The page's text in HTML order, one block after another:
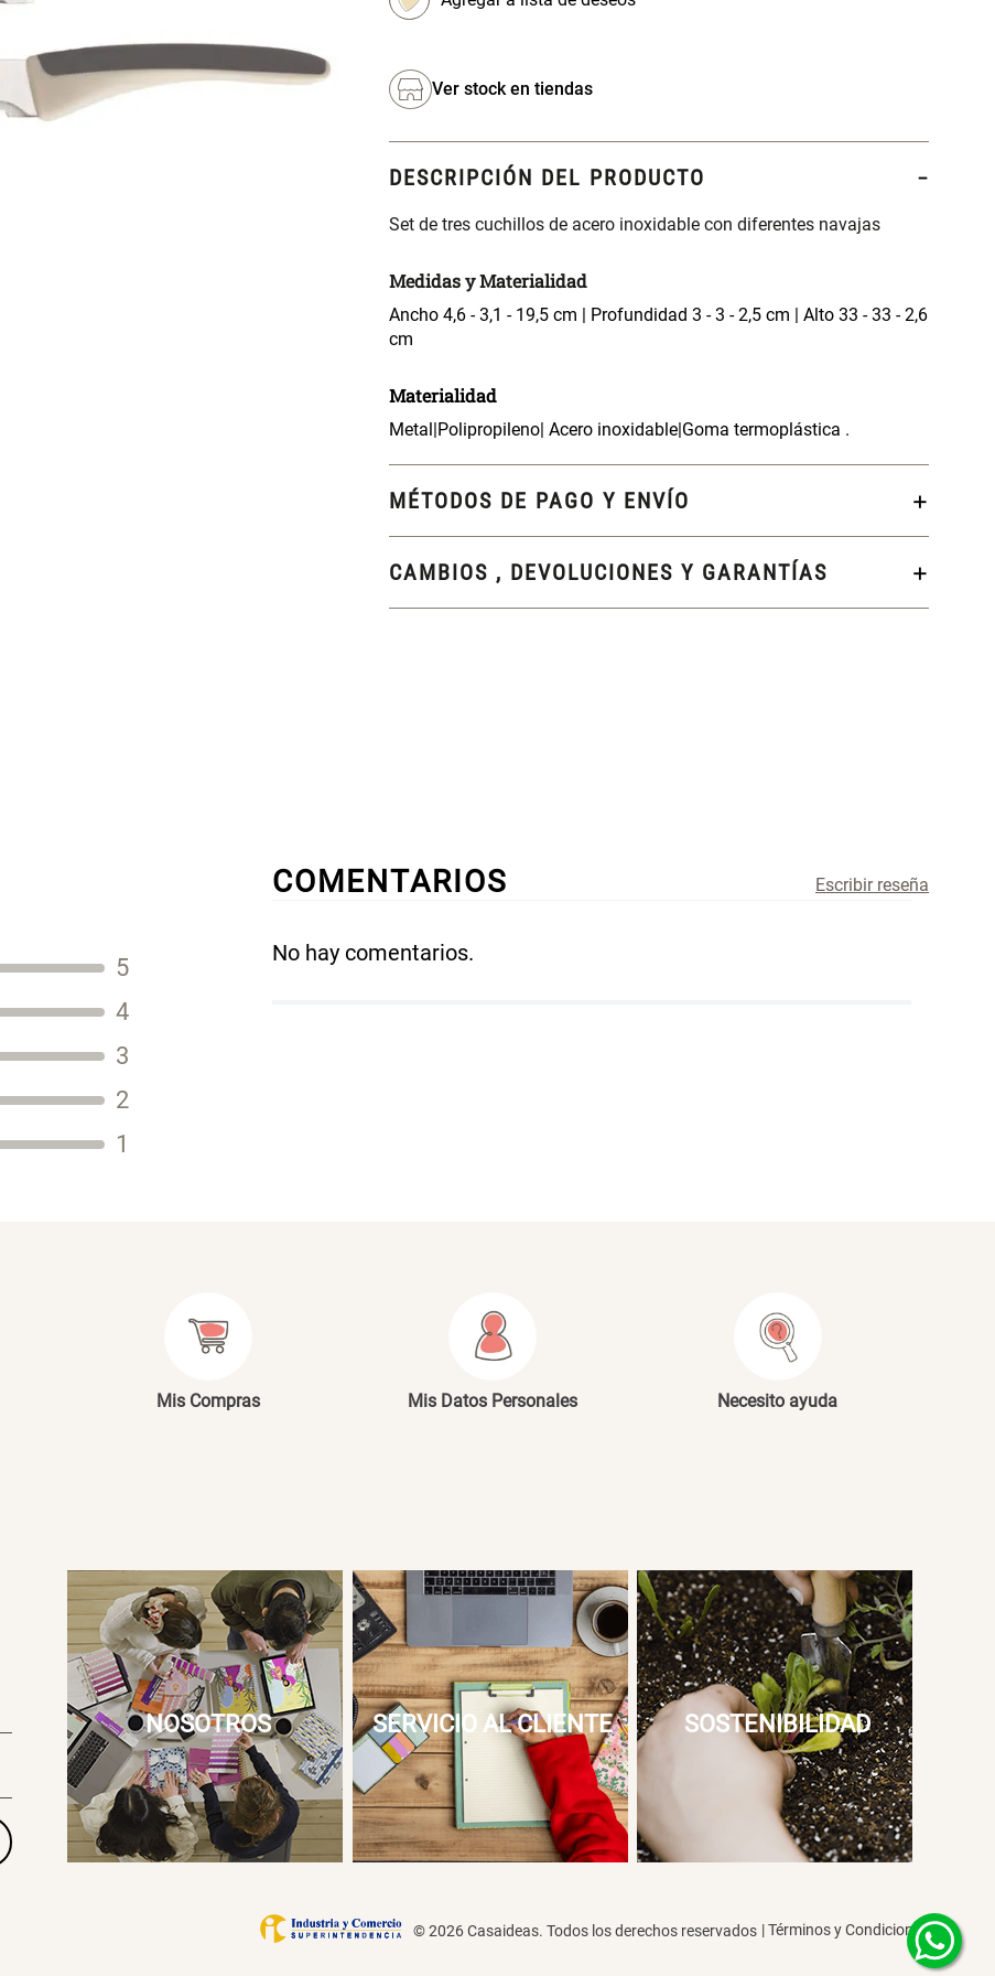
Ver stock en tiendas
DESCRIPCIÓN DEL PRODUCTO
Set de tres cuchillos de acero inoxidable con diferentes navajas
Medidas y Materialidad
Ancho 4,6 - 3,1 - 19,5 cm | Profundidad 3 - 3 - 2,5 cm | Alto 33 - 33 - 2,6
cm
Materialidad
Metal|Polipropileno| Acero inoxidable|Goma termoplástica .
MÉTODOS DE PAGO Y ENVÍO
CAMBIOS , DEVOLUCIONES Y GARANTÍAS
5
4
3
2
1
COMENTARIOS
No hay comentarios.
Mis Compras Mis Datos Personales Necesito ayuda
NOSOTROS SERVICIO AL CLIENTE SOSTENIBILIDAD
© 2026 Casaideas. Todos los derechos reservados |Términos y Condiciones